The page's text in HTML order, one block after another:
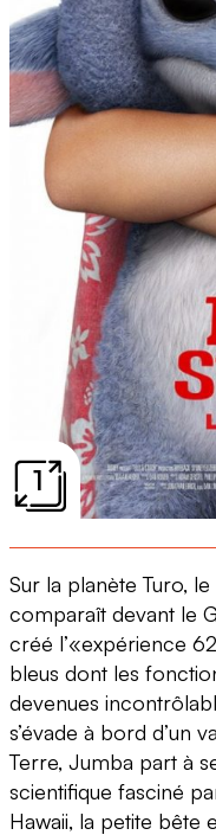
1
Sur la planète Turo,
comparaît devant le
créé l’«expérience
bleus dont les
devenues
s’évade à bord d’un
Terre, Jumba part à
scientifique fasciné
Hawaii, la petite bête